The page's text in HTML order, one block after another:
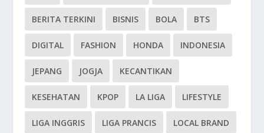
BERITA TERKINI BISNIS BOLA BTS
DIGITAL FASHION HONDA INDONESIA
JEPANG JOGJA KECANTIKAN
KESEHATAN KPOP LA LIGA LIFESTYLE
LIGA INGGRIS LIGA PRANCIS LOCAL BRAND